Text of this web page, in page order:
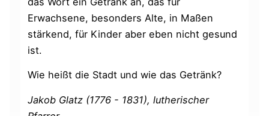
Erwachsene, besonders Alte, in Maßen
stärkend, für Kinder aber eben nicht gesund
ist.
Wie heißt die Stadt und wie das Getränk?
Jakob Glatz (1776 - 1831), lutherischer